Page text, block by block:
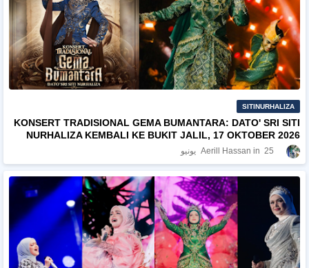
SITINURHALIZA
KONSERT TRADISIONAL GEMA BUMANTARA: DATO' SRI SITI
NURHALIZA KEMBALI KE BUKIT JALIL, 17 OKTOBER 2026
Aerill Hassan 25 يونيو